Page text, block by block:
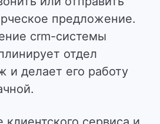
предложение.
crm-системы
отдел
и делает его работу